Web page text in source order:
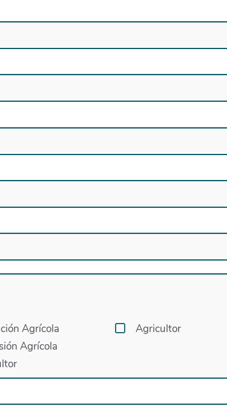
Agrícola
Agrícola
Agricultor